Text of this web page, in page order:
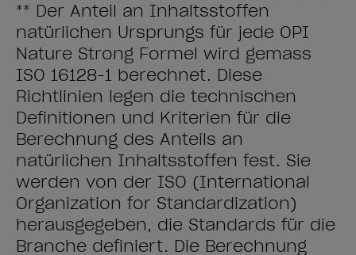
** Der Anteil an Inhaltsstoffen
natürlichen Ursprungs für jede OPI
Nature Strong Formel wird gemäss
ISO 16128-1 berechnet. Diese
Richtlinien legen die technischen
Definitionen und Kriterien für die
Berechnung des Anteils an
natürlichen Inhaltsstoffen fest. Sie
werden von der ISO (International
Organization for Standardization)
herausgegeben, die Standards für die
Branche definiert. Die Berechnung